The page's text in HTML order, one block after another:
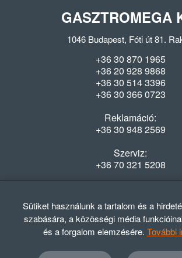
GASZTROMEGA
1046 Budapest, Fóti út 81.
+36 30 870 1965
+36 20 928 9868
+36 30 514 3396
+36 30 366 0723
Reklamáció:
+36 30 948 2569
Szerviz:
+36 70 321 5208
Hétfő-Péntek: 08:00-16:30
Sütiket használunk a tartalom és a
szabására, a közösségi média
és a forgalom elemzésére. További